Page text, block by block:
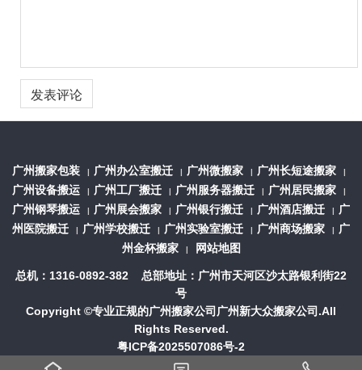
广州搬家包装 | 广州办公室搬迁 | 广州微搬家 | 广州长短途搬家 |
广州设备搬运 | 广州工厂搬迁 | 广州服务器搬迁 | 广州居民搬家 |
广州钢琴搬运 | 广州展会搬家 | 广州银行搬迁 | 广州酒店搬迁 |
广
州医院搬迁
| 广州学校搬迁 | 广州实验室搬迁 | 广州商场搬家 |
广
州金杯搬家
| 网站地图
总机：1316-0892-382 总部地址：广州市天河区沙太路银利街22
号
Copyright ©专业正规的广州搬家公司 广州新大众搬家公司.All
Rights Reserved.
粤ICP备2025507086号-2